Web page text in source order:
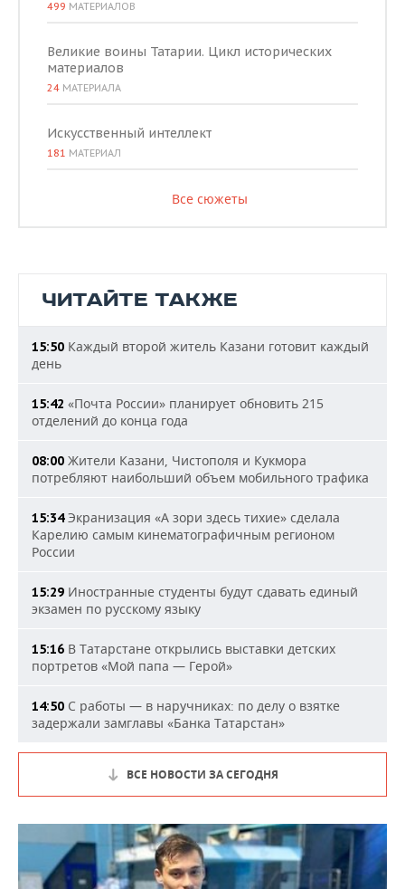
499 МАТЕРИАЛОВ
Великие воины Татарии. Цикл исторических
материалов
24 МАТЕРИАЛА
Искусственный интеллект
181 МАТЕРИАЛ
Все сюжеты
ЧИТАЙТЕ ТАКЖЕ
15:50 Каждый второй житель Казани готовит каждый
день
15:42 «Почта России» планирует обновить 215
отделений до конца года
08:00 Жители Казани, Чистополя и Кукмора
потребляют наибольший объем мобильного трафика
15:34Экранизация «А зори здесь тихие» сделала
Карелию самым кинематографичным регионом
России
15:29 Иностранные студенты будут сдавать единый
экзамен по русскому языку
15:16 В Татарстане открылись выставки детских
портретов «Мой папа — Герой»
14:50 С работы — в наручниках: по делу о взятке
задержали замглавы «Банка Татарстан»
ВСЕ НОВОСТИ ЗА СЕГОДНЯ